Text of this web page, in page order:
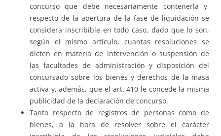
concurso que debe necesariamente contenerla y,
respecto de la apertura de la fase de liquidación se
considera inscribible en todo caso, dado que lo son,
según el mismo artículo, cuantas resoluciones se
dicten en materia de intervención o suspensión de
las facultades de administración y disposición del
concursado sobre los bienes y derechos de la masa
activa y, además, que el art. 410 le concede la misma
publicidad de la declaración de concurso.
Tanto respecto de registros de personas como de
bienes, a la hora de resolver sobre el carácter